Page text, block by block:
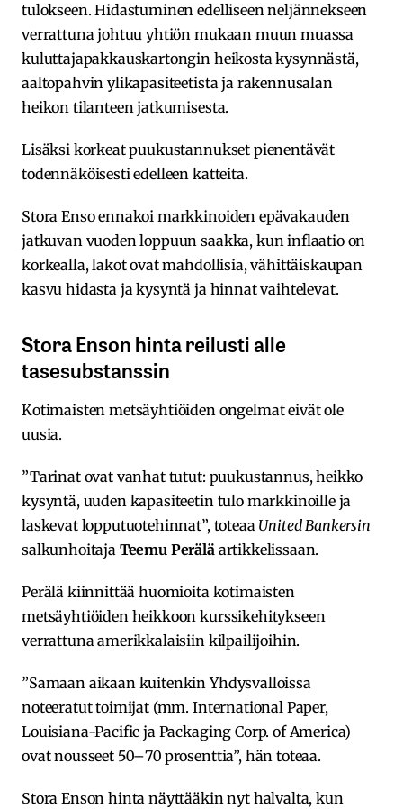
tulokseen. Hidastuminen edelliseen neljännekseen
verrattuna johtuu yhtiön mukaan muun muassa
kuluttajapakkauskartongin heikosta kysynnästä,
aaltopahvin ylikapasiteetista ja rakennusalan
heikon tilanteen jatkumisesta.
Lisäksi korkeat puukustannukset pienentävät
todennäköisesti edelleen katteita.
Stora Enso ennakoi markkinoiden epävakauden
jatkuvan vuoden loppuun saakka, kun inflaatio on
korkealla, lakot ovat mahdollisia, vähittäiskaupan
kasvu hidasta ja kysyntä ja hinnat vaihtelevat.
Stora Enson hinta reilusti alle
tasesubstanssin
Kotimaisten metsäyhtiöiden ongelmat eivät ole
uusia.
”Tarinat ovat vanhat tutut: puukustannus, heikko
kysyntä, uuden kapasiteetin tulo markkinoille ja
laskevat lopputuotehinnat”, toteaa United Bankersin
salkunhoitaja Teemu Peräläartikkelissaan.
Perälä kiinnittää huomioita kotimaisten
metsäyhtiöiden heikkoon kurssikehitykseen
verrattuna amerikkalaisiin kilpailijoihin.
”Samaan aikaan kuitenkin Yhdysvalloissa
noteeratut toimijat (mm. International Paper,
Louisiana-Pacific ja Packaging Corp. of America)
ovat nousseet 50–70 prosenttia”, hän toteaa.
Stora Enson hinta näyttääkin nyt halvalta, kun